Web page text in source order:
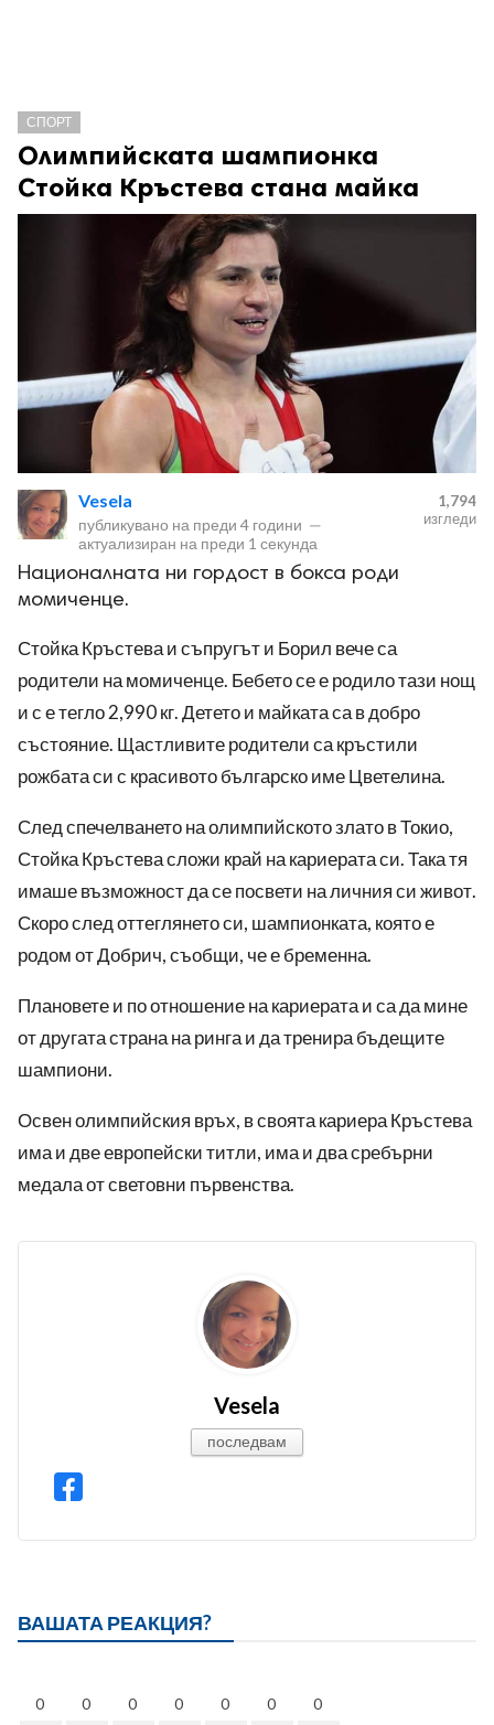
СПОРТ
Олимпийската шампионка
Стойка Кръстева стана майка
Vesela
публикувано на преди 4 години —
актуализиран на преди 1 секунда
1,794
изгледи
Националната ни гордост в бокса роди
момиченце.
Стойка Кръстева и съпругът и Борил вече са
родители на момиченце. Бебето се е родило тази нощ
и с е тегло 2,990 кг. Детето и майката са в добро
състояние. Щастливите родители са кръстили
рожбата си с красивото българско име Цветелина.
След спечелването на олимпийското злато в Токио,
Стойка Кръстева сложи край на кариерата си. Така тя
имаше възможност да се посвети на личния си живот.
Скоро след оттеглянето си, шампионката, която е
родом от Добрич, съобщи, че е бременна.
Плановете и по отношение на кариерата и са да мине
от другата страна на ринга и да тренира бъдещите
шампиони.
Освен олимпийския връх, в своята кариера Кръстева
има и две европейски титли, има и два сребърни
медала от световни първенства.
Vesela
последвам
ВАШАТА РЕАКЦИЯ?
0 0 0 0 0 0 0